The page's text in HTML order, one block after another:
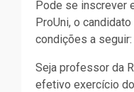
Pode se inscrever
ProUni, o
condições a seguir:
Seja professor da
efetivo exercício